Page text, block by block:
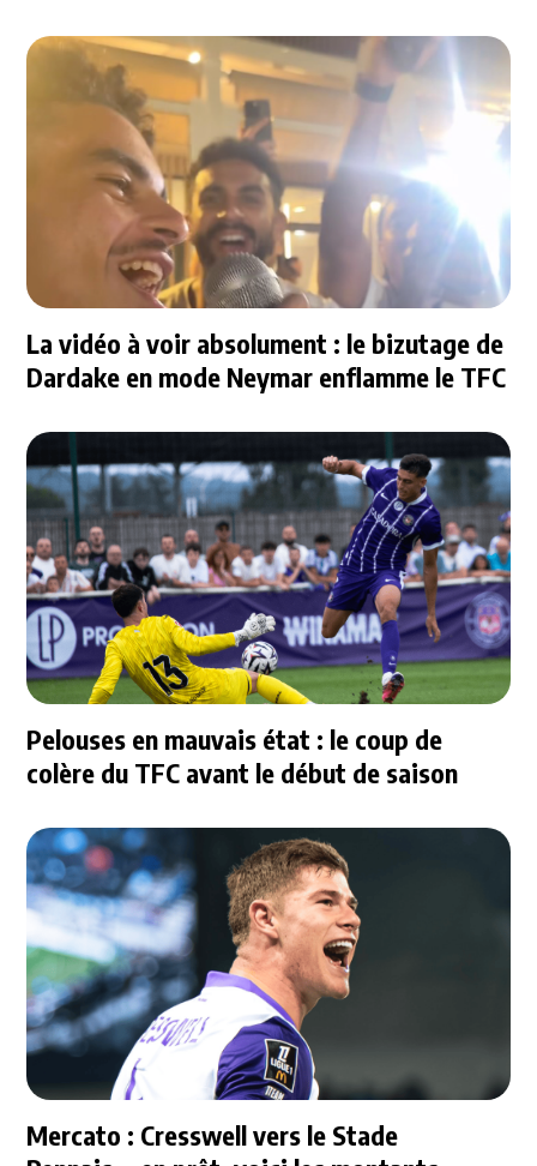
La vidéo à voir absolument : le bizutage de
Dardake en mode Neymar enflamme le TFC
Pelouses en mauvais état : le coup de
colère du TFC avant le début de saison
Mercato : Cresswell vers le Stade